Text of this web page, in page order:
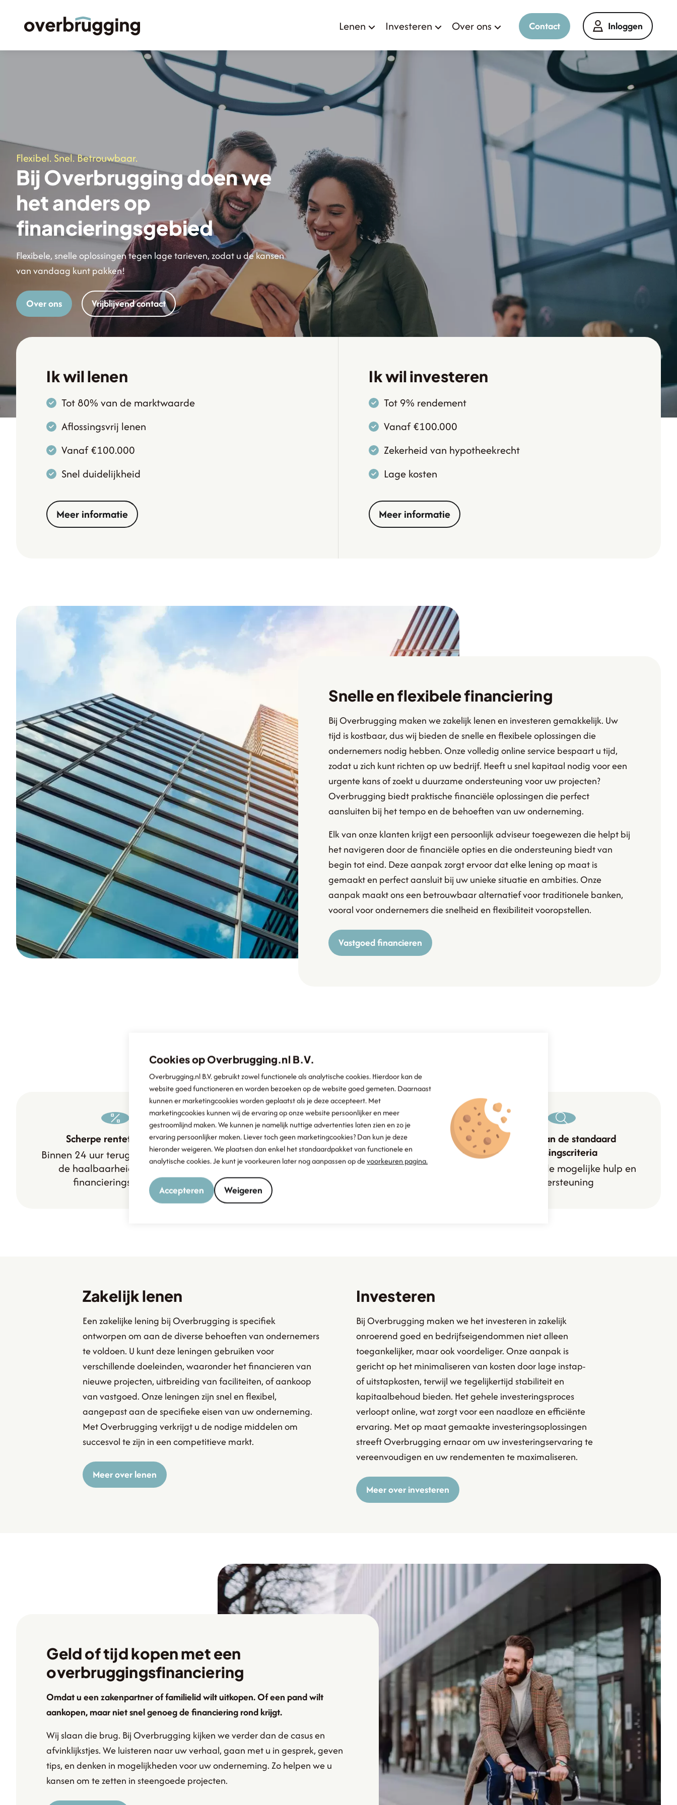
Lenen Investeren Over ons Contact Inloggen
Flexibel. Snel. Betrouwbaar.
Bij Overbrugging doen we
het anders op
financieringsgebied
Flexibele, snelle oplossingen tegen lage tarieven, zodat u de kansen
van vandaag kunt pakken!
Over ons Vrijblijvend contact
Ik wil lenen
Tot 80% van de marktwaarde
Aflossingsvrij lenen
Vanaf €100.000
Snel duidelijkheid
Meer informatie
Ik wil investeren
Tot 9% rendement
Vanaf €100.000
Zekerheid van hypotheekrecht
Lage kosten
Meer informatie
Snelle en flexibele financiering
Bij Overbrugging maken we zakelijk lenen en investeren gemakkelijk. Uw
tijd is kostbaar, dus wij bieden de snelle en flexibele oplossingen die
ondernemers nodig hebben. Onze volledig online service bespaart u tijd,
zodat u zich kunt richten op uw bedrijf. Heeft u snel kapitaal nodig voor een
urgente kans of zoekt u duurzame ondersteuning voor uw projecten?
Overbrugging biedt praktische financiële oplossingen die perfect
aansluiten bij het tempo en de behoeften van uw onderneming.
Elk van onze klanten krijgt een persoonlijk adviseur toegewezen die helpt bij
het navigeren door de financiële opties en die ondersteuning biedt van
begin tot eind. Deze aanpak zorgt ervoor dat elke lening op maat is
gemaakt en perfect aansluit bij uw unieke situatie en ambities. Onze
aanpak maakt ons een betrouwbaar alternatief voor traditionele banken,
vooral voor ondernemers die snelheid en flexibiliteit vooropstellen.
Vastgoed financieren
Betrouwbaar, flexibel en oplossingsgericht
Scherpe rentetarieven
Binnen 24 uur terugkoppeling op
de haalbaarheid van een
financieringsvraag
Financiering snel beschikbaar
We schakelen snel en zijn altijd
bereikbaar voor vragen of advies
Verder dan de standaard
toetsingscriteria
We bieden alle mogelijke hulp en
ondersteuning
Zakelijk lenen
Een zakelijke lening bij Overbrugging is specifiek
ontworpen om aan de diverse behoeften van ondernemers
te voldoen. U kunt deze leningen gebruiken voor
verschillende doeleinden, waaronder het financieren van
nieuwe projecten, uitbreiding van faciliteiten, of aankoop
van vastgoed. Onze leningen zijn snel en flexibel,
aangepast aan de specifieke eisen van uw onderneming.
Met Overbrugging verkrijgt u de nodige middelen om
succesvol te zijn in een competitieve markt.
Meer over lenen
Investeren
Bij Overbrugging maken we het investeren in zakelijk
onroerend goed en bedrijfseigendommen niet alleen
toegankelijker, maar ook voordeliger. Onze aanpak is
gericht op het minimaliseren van kosten door lage instap-
of uitstapkosten, terwijl we tegelijkertijd stabiliteit en
kapitaalbehoud bieden. Het gehele investeringsproces
verloopt online, wat zorgt voor een naadloze en efficiënte
ervaring. Met op maat gemaakte investeringsoplossingen
streeft Overbrugging ernaar om uw investeringservaring te
vereenvoudigen en uw rendementen te maximaliseren.
Meer over investeren
Geld of tijd kopen met een
overbruggingsfinanciering
Omdat u een zakenpartner of familielid wilt uitkopen. Of een pand wilt
aankopen, maar niet snel genoeg de financiering rond krijgt.
Wij slaan die brug. Bij Overbrugging kijken we verder dan de casus en
afvinklijkstjes. We luisteren naar uw verhaal, gaan met u in gesprek, geven
tips, en denken in mogelijkheden voor uw onderneming. Zo helpen we u
kansen om te zetten in steengoede projecten.
Cookies op Overbrugging.nl B.V.
Overbrugging.nl B.V. gebruikt zowel functionele als analytische cookies. Hierdoor kan de
website goed functioneren en worden bezoeken op de website goed gemeten. Daarnaast
kunnen er marketingcookies worden geplaatst als je deze accepteert. Met
marketingcookies kunnen wij de ervaring op onze website persoonlijker en meer
gestroomlijnd maken. We kunnen je namelijk nuttige advertenties laten zien en zo je
ervaring persoonlijker maken. Liever toch geen marketingcookies? Dan kun je deze
hieronder weigeren. We plaatsen dan enkel het standaardpakket van functionele en
analytische cookies. Je kunt je voorkeuren later nog aanpassen op devoorkeuren pagina.
Accepteren Weigeren